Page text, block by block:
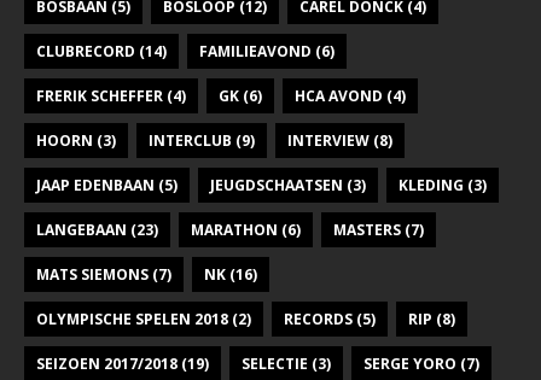
BOSBAAN (5) BOSLOOP (12) CAREL DONCK (4)
CLUBRECORD (14) FAMILIEAVOND (6)
FRERIK SCHEFFER (4) GK (6) HCA AVOND (4)
HOORN (3) INTERCLUB (9) INTERVIEW (8)
JAAP EDENBAAN (5) JEUGDSCHAATSEN (3) KLEDING (3)
LANGEBAAN (23) MARATHON (6) MASTERS (7)
MATS SIEMONS (7) NK (16)
OLYMPISCHE SPELEN 2018 (2) RECORDS (5) RIP (8)
SEIZOEN 2017/2018 (19) SELECTIE (3) SERGE YORO (7)